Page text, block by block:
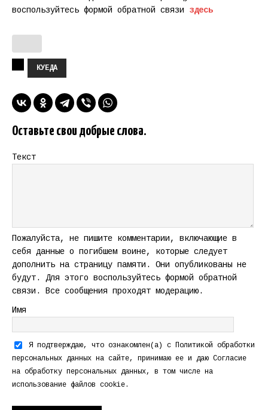
воспользуйтесь формой обратной связи здесь
КУЕДА
Оставьте свои добрые слова.
Текст
Пожалуйста, не пишите комментарии, включающие в
себя данные о погибшем воине, которые следует
дополнить на страницу памяти. Они опубликованы не
будут. Для этого воспользуйтесь формой обратной
связи. Все сообщения проходят модерацию.
Имя
Я подтверждаю, что ознакомлен(а) с Политикой обработки
персональных данных на сайте, принимаю ее и даю Согласие
на обработку персональных данных, в том числе на
использование файлов cookie.